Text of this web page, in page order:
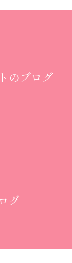
のブログ
グ